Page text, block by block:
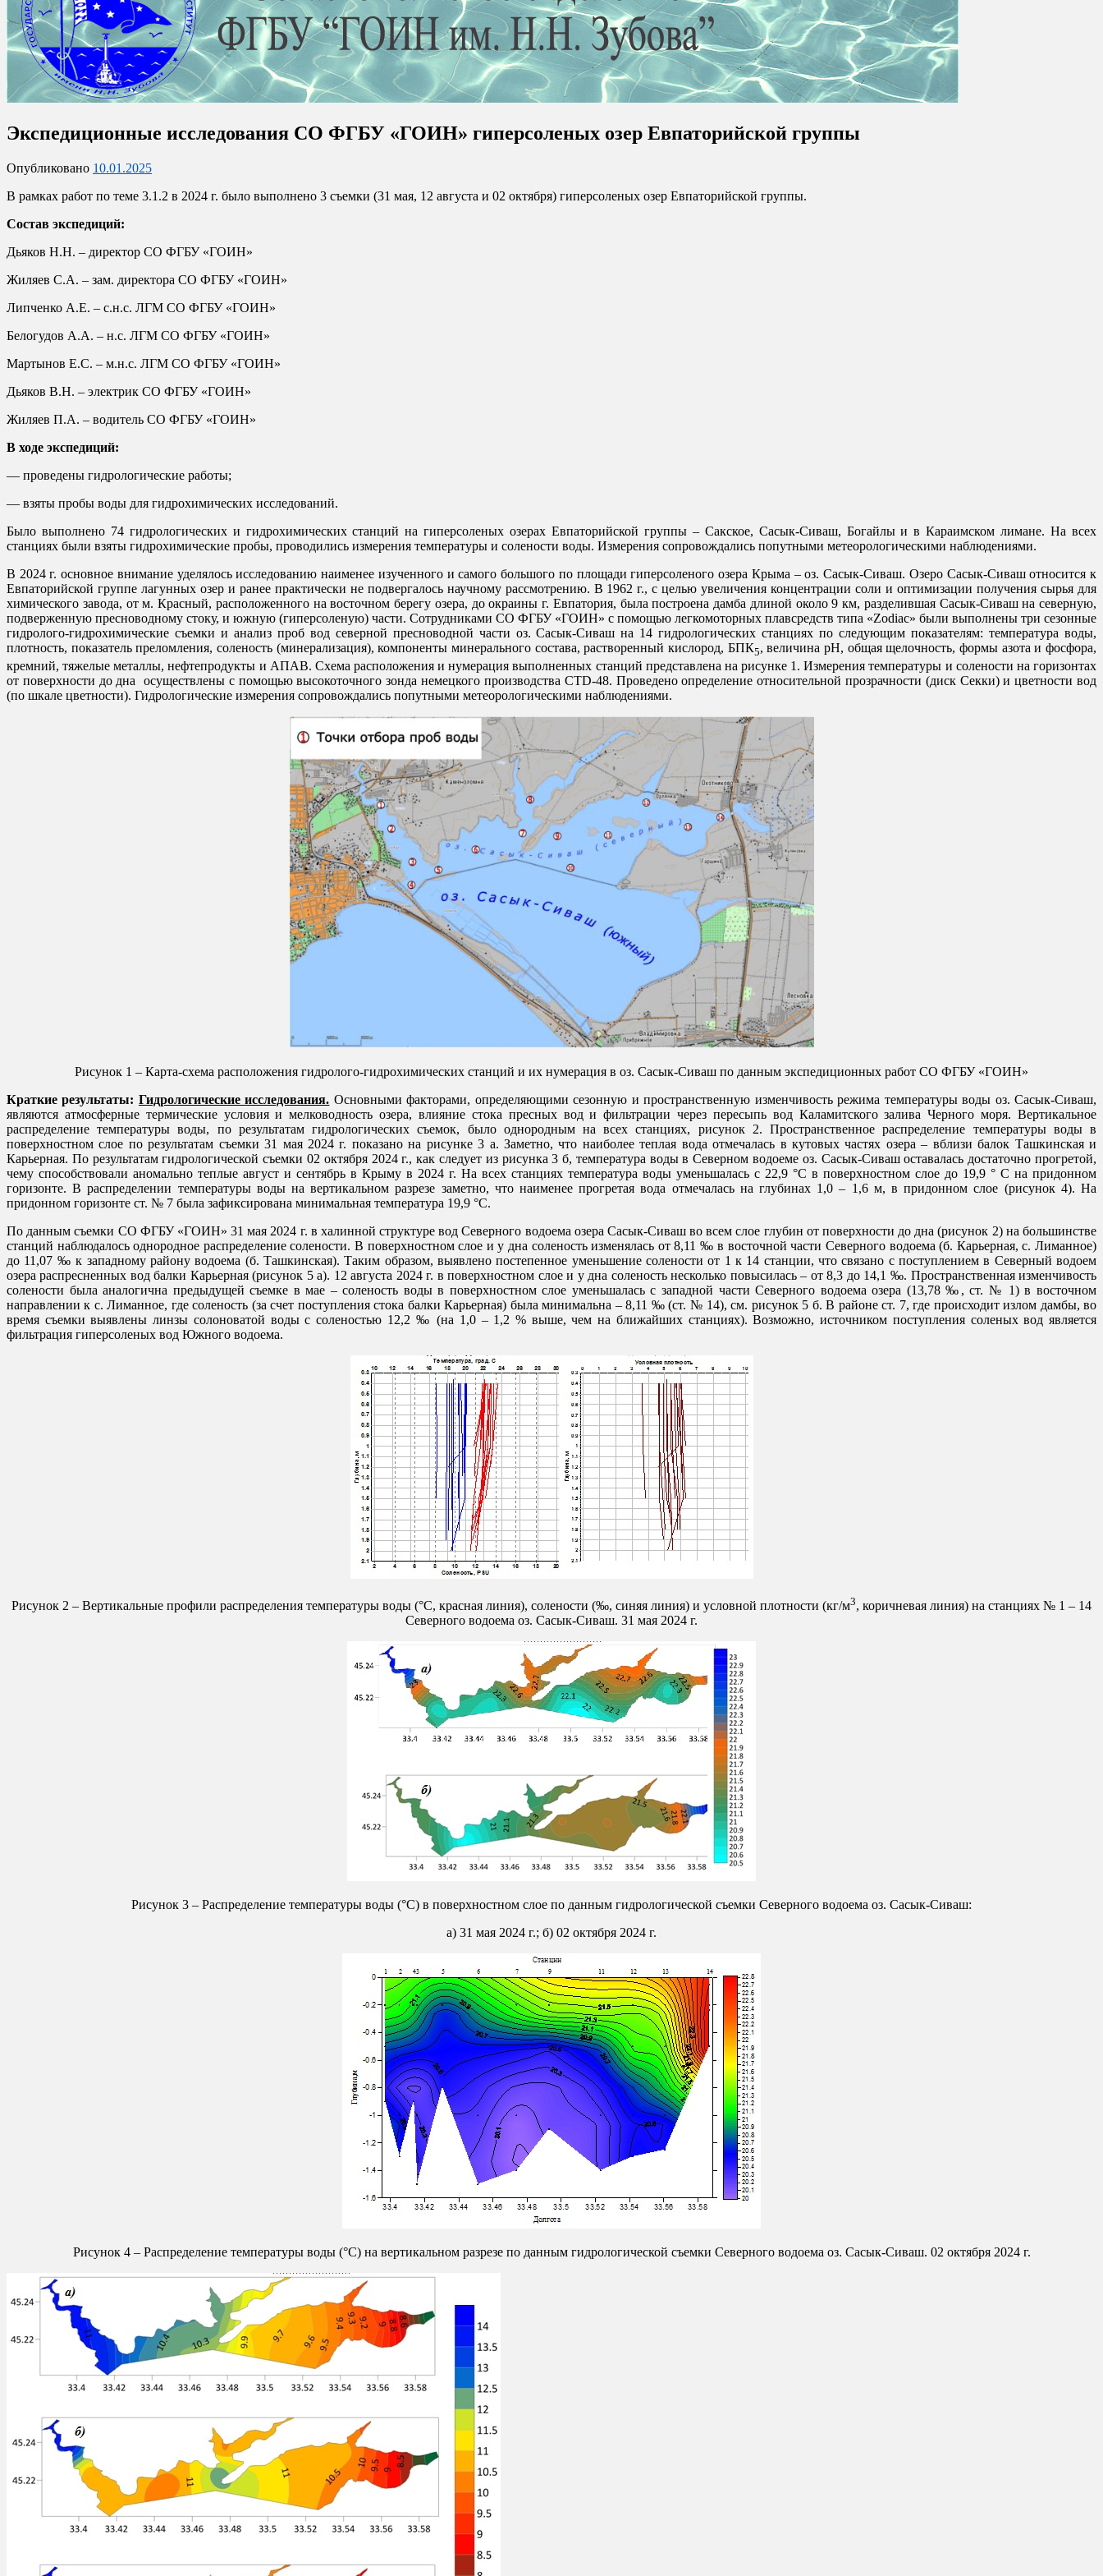
Севастопольское отделение ФГБУ "ГОИН"
Официальный сайт отделения
Экспедиционные исследования СО ФГБУ «ГОИН» гиперсоленых озер Евпаторийской группы
Опубликовано 10.01.2025
В рамках работ по теме 3.1.2 в 2024 г. было выполнено 3 съемки (31 мая, 12 августа и 02 октября) гиперсоленых озер Евпаторийской группы.
Состав экспедиций:
Дьяков Н.Н. – директор СО ФГБУ «ГОИН»
Жиляев С.А. – зам. директора СО ФГБУ «ГОИН»
Липченко А.Е. – с.н.с. ЛГМ СО ФГБУ «ГОИН»
Белогудов А.А. – н.с. ЛГМ СО ФГБУ «ГОИН»
Мартынов Е.С. – м.н.с. ЛГМ СО ФГБУ «ГОИН»
Дьяков В.Н. – электрик СО ФГБУ «ГОИН»
Жиляев П.А. – водитель СО ФГБУ «ГОИН»
В ходе экспедиций:
— проведены гидрологические работы;
— взяты пробы воды для гидрохимических исследований.
Было выполнено 74 гидрологических и гидрохимических станций на гиперсоленых озерах Евпаторийской группы – Сакское, Сасык-Сиваш, Богайлы и в Караимском лимане. На всех
станциях были взяты гидрохимические пробы, проводились измерения температуры и солености воды. Измерения сопровождались попутными метеорологическими наблюдениями.
В 2024 г. основное внимание уделялось исследованию наименее изученного и самого большого по площади гиперсоленого озера Крыма – оз. Сасык-Сиваш. Озеро Сасык-Сиваш относится к
Евпаторийской группе лагунных озер и ранее практически не подвергалось научному рассмотрению. В 1962 г., с целью увеличения концентрации соли и оптимизации получения сырья для
химического завода, от м. Красный, расположенного на восточном берегу озера, до окраины г. Евпатория, была построена дамба длиной около 9 км, разделившая Сасык-Сиваш на северную,
подверженную пресноводному стоку, и южную (гиперсоленую) части. Сотрудниками СО ФГБУ «ГОИН» с помощью легкомоторных плавсредств типа «Zodiac» были выполнены три сезонные
гидролого-гидрохимические съемки и анализ проб вод северной пресноводной части оз. Сасык-Сиваш на 14 гидрологических станциях по следующим показателям: температура воды,
плотность, показатель преломления, соленость (минерализация), компоненты минерального состава, растворенный кислород, БПК5, величина рН, общая щелочность, формы азота и фосфора,
кремний, тяжелые металлы, нефтепродукты и АПАВ. Схема расположения и нумерация выполненных станций представлена на рисунке 1. Измерения температуры и солености на горизонтах
от поверхности до дна осуществлены с помощью высокоточного зонда немецкого производства СТD-48. Проведено определение относительной прозрачности (диск Секки) и цветности вод
(по шкале цветности). Гидрологические измерения сопровождались попутными метеорологическими наблюдениями.
Рисунок 1 – Карта-схема расположения гидролого-гидрохимических станций и их нумерация в оз. Сасык-Сиваш по данным экспедиционных работ СО ФГБУ «ГОИН»
Краткие результаты: Гидрологические исследования. Основными факторами, определяющими сезонную и пространственную изменчивость режима температуры воды оз. Сасык-Сиваш,
являются атмосферные термические условия и мелководность озера, влияние стока пресных вод и фильтрации через пересыпь вод Каламитского залива Черного моря. Вертикальное
распределение температуры воды, по результатам гидрологических съемок, было однородным на всех станциях, рисунок 2. Пространственное распределение температуры воды в
поверхностном слое по результатам съемки 31 мая 2024 г. показано на рисунке 3 а. Заметно, что наиболее теплая вода отмечалась в кутовых частях озера – вблизи балок Ташкинская и
Карьерная. По результатам гидрологической съемки 02 октября 2024 г., как следует из рисунка 3 б, температура воды в Северном водоеме оз. Сасык-Сиваш оставалась достаточно прогретой,
чему способствовали аномально теплые август и сентябрь в Крыму в 2024 г. На всех станциях температура воды уменьшалась с 22,9 °С в поверхностном слое до 19,9 ° С на придонном
горизонте. В распределении температуры воды на вертикальном разрезе заметно, что наименее прогретая вода отмечалась на глубинах 1,0 – 1,6 м, в придонном слое (рисунок 4). На
придонном горизонте ст. № 7 была зафиксирована минимальная температура 19,9 °С.
По данным съемки СО ФГБУ «ГОИН» 31 мая 2024 г. в халинной структуре вод Северного водоема озера Сасык-Сиваш во всем слое глубин от поверхности до дна (рисунок 2) на большинстве
станций наблюдалось однородное распределение солености. В поверхностном слое и у дна соленость изменялась от 8,11 ‰ в восточной части Северного водоема (б. Карьерная, с. Лиманное)
до 11,07 ‰ к западному району водоема (б. Ташкинская). Таким образом, выявлено постепенное уменьшение солености от 1 к 14 станции, что связано с поступлением в Северный водоем
озера распресненных вод балки Карьерная (рисунок 5 а). 12 августа 2024 г. в поверхностном слое и у дна соленость несколько повысилась – от 8,3 до 14,1 ‰. Пространственная изменчивость
солености была аналогична предыдущей съемке в мае – соленость воды в поверхностном слое уменьшалась с западной части Северного водоема озера (13,78 ‰, ст. № 1) в восточном
направлении к с. Лиманное, где соленость (за счет поступления стока балки Карьерная) была минимальна – 8,11 ‰ (ст. № 14), см. рисунок 5 б. В районе ст. 7, где происходит излом дамбы, во
время съемки выявлены линзы солоноватой воды с соленостью 12,2 ‰ (на 1,0 – 1,2 % выше, чем на ближайших станциях). Возможно, источником поступления соленых вод является
фильтрация гиперсоленых вод Южного водоема.
Рисунок 2 – Вертикальные профили распределения температуры воды (°С, красная линия), солености (‰, синяя линия) и условной плотности (кг/м3, коричневая линия) на станциях № 1 – 14
Северного водоема оз. Сасык-Сиваш. 31 мая 2024 г.
Рисунок 3 – Распределение температуры воды (°С) в поверхностном слое по данным гидрологической съемки Северного водоема оз. Сасык-Сиваш:
а) 31 мая 2024 г.; б) 02 октября 2024 г.
Рисунок 4 – Распределение температуры воды (°С) на вертикальном разрезе по данным гидрологической съемки Северного водоема оз. Сасык-Сиваш. 02 октября 2024 г.